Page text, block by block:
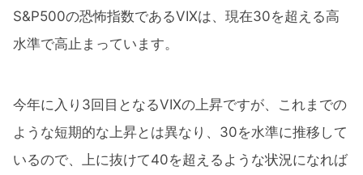
S&P500の恐怖指数であるVIXは、現在30を超える高
水準で高止まっています。
今年に入り3回目となるVIXの上昇ですが、これまでの
ような短期的な上昇とは異なり、30を水準に推移して
いるので、上に抜けて40を超えるような状況になれば